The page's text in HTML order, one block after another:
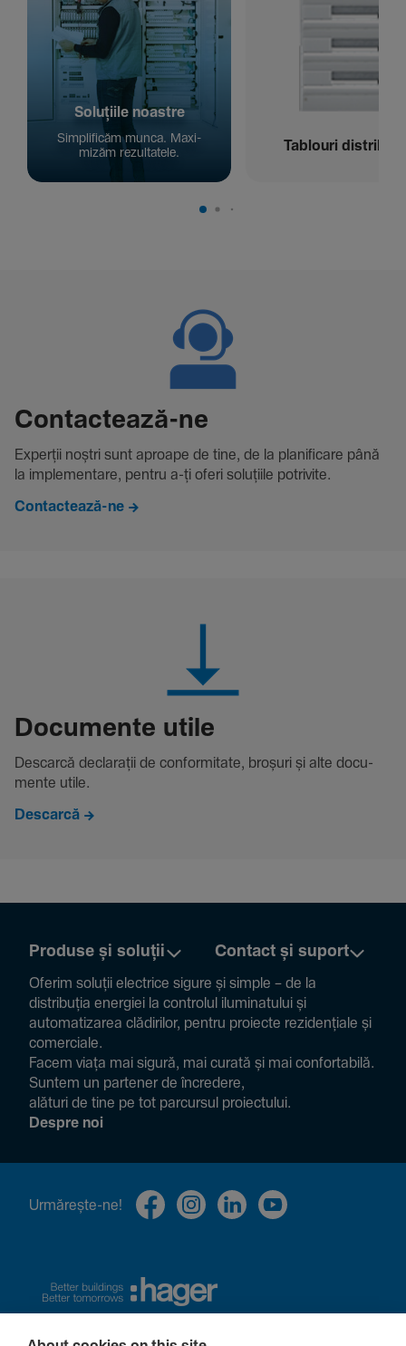
Solu­țiile noastre
Simpli­ficăm munca. Maxi­
mizăm rezul­ta­tele.
Tablouri
Contac­tează-ne
Experții noștri sunt aproape de tine, de la plani­fi­care până
la imple­men­tare, pentru a-ți oferi solu­țiile potri­vite.
Contactează-ne
Docu­mente utile
Descarcă decla­rații de conformitate, broșuri și alte docu­
mente utile.
Descarcă
Produse și soluții Contact și suport
Oferim soluții electrice sigure și simple – de la
distribuția energiei la controlul ilumi­na­tului și
auto­ma­ti­zarea clădi­rilor, pentru proiecte rezi­den­țiale și
comer­ciale.
Facem viața mai sigură, mai curată și mai confor­ta­bilă.
Suntem un partener de încre­dere,
alături de tine pe tot parcursul proiec­tului.
Despre noi
Urmă­rește-ne!